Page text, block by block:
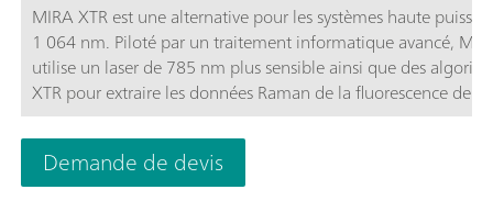
MIRA XTR est une alternative pour les systèmes haute
1 064 nm. Piloté par un traitement informatique avancé,
utilise un laser de 785 nm plus sensible ainsi que des
XTR pour extraire les données Raman de la fluorescence de
l'échantillon. MIRA XTR dispose également d'un balayage
orbital (ORS, Orbital Raster Scanning) pour fournir une
couverture de l'échantillon, améliorant ainsi l'exactitude des
résultats.Le pack MIRA XTR Advanced comprend un
Demande de devis